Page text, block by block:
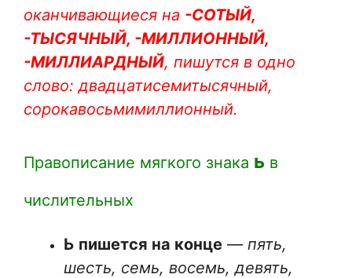
оканчивающиеся на -СОТЫЙ,
-ТЫСЯЧНЫЙ, -МИЛЛИОННЫЙ,
-МИЛЛИАРДНЫЙ, пишутся в одно
слово: двадцатисемитысячный,
сорокавосьмимиллионный.
Правописание мягкого знака ь в
числительных
Ь пишется на конце — пять,
шесть, семь, восемь, девять,